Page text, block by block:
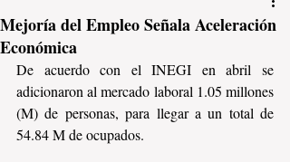
Mejoría del Empleo Señala Aceleración
Económica
De acuerdo con el INEGI en abril se
adicionaron al mercado laboral 1.05 millones
(M) de personas, para llegar a un total de
54.84 M de ocupados.